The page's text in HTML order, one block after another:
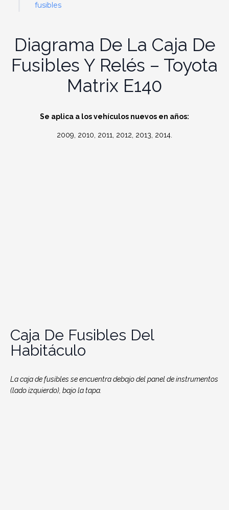
fusibles
Diagrama De La Caja De
Fusibles Y Relés – Toyota
Matrix E140
Se aplica a los vehículos nuevos en años:
2009, 2010, 2011, 2012, 2013, 2014.
Caja De Fusibles Del
Habitáculo
La caja de fusibles se encuentra debajo del panel de instrumentos
(lado izquierdo), bajo la tapa.